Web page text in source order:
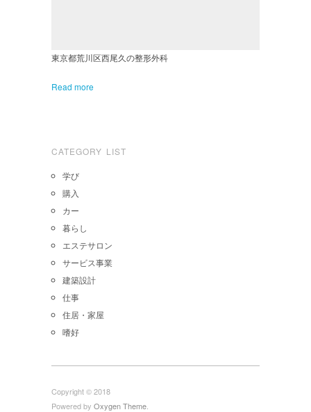
東京都荒川区西尾久の整形外科
Read more
CATEGORY LIST
学び
購入
カー
暮らし
エステサロン
サービス事業
建築設計
仕事
住居・家屋
嗜好
Copyright © 2018
Powered by Oxygen Theme.